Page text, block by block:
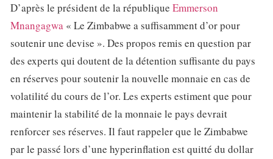
D’après le président de la république Emmerson
Mnangagwa « Le Zimbabwe a suffisamment d’or pour
soutenir une devise ». Des propos remis en question par
des experts qui doutent de la détention suffisante du pays
en réserves pour soutenir la nouvelle monnaie en cas de
volatilité du cours de l’or. Les experts estiment que pour
maintenir la stabilité de la monnaie le pays devrait
renforcer ses réserves. Il faut rappeler que le Zimbabwe
par le passé lors d’une hyperinflation est quitté du dollar